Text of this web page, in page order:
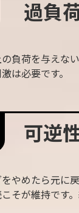
過負
負荷を与えな
は必要です。
可逆
をやめたら元に
そが維持です。